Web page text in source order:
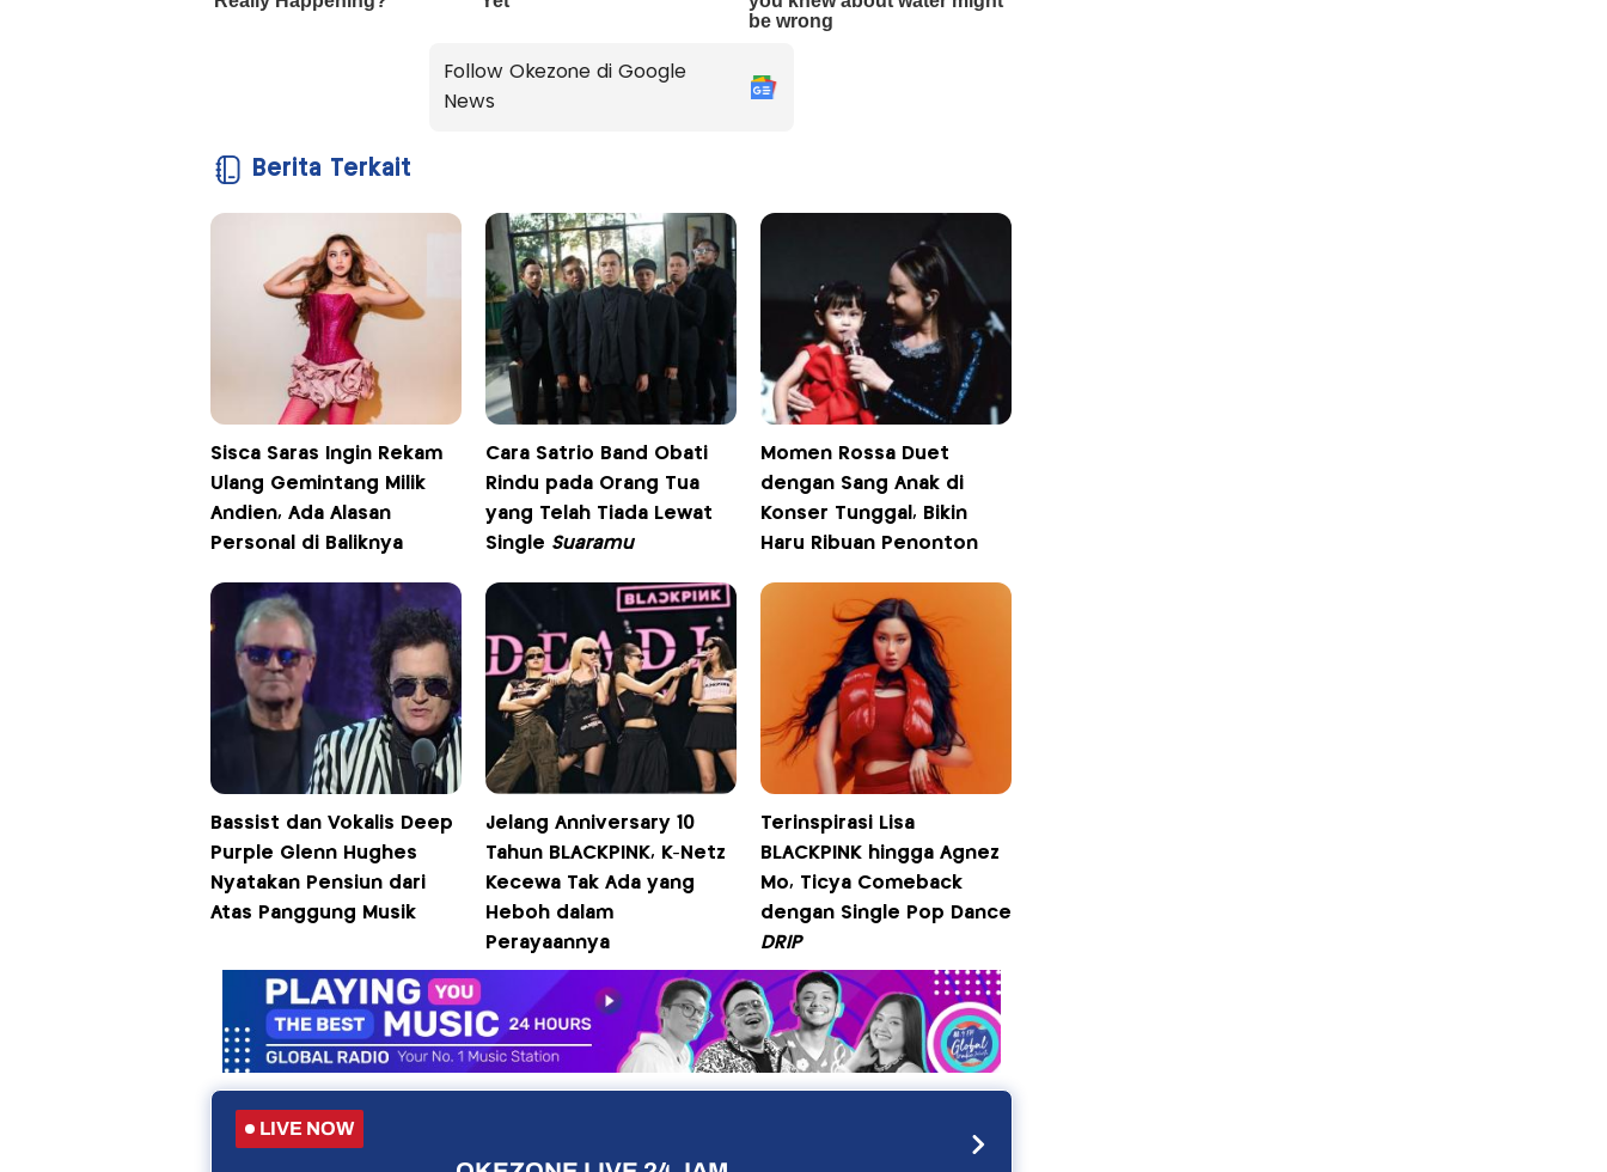
Follow Okezone di Google
News
Berita Terkait
Sisca Saras Ingin Rekam
Ulang Gemintang Milik
Andien, Ada Alasan
Personal di Baliknya
Cara Satrio Band Obati
Rindu pada Orang Tua
yang Telah Tiada Lewat
Single Suaramu
Momen Rossa Duet
dengan Sang Anak di
Konser Tunggal, Bikin
Haru Ribuan Penonton
Bassist dan Vokalis Deep
Purple Glenn Hughes
Nyatakan Pensiun dari
Atas Panggung Musik
Jelang Anniversary 10
Tahun BLACKPINK, K-Netz
Kecewa Tak Ada yang
Heboh dalam
Perayaannya
Terinspirasi Lisa
BLACKPINK hingga Agnez
Mo, Ticya Comeback
dengan Single Pop Dance
DRIP
LIVE NOW